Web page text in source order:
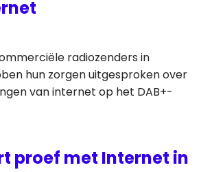
radiozenders in
hun zorgen uitgesproken over
van internet op het DAB+-
proef met Internet in